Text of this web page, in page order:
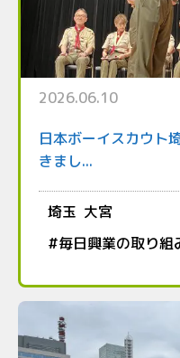
2026.06.10
日本ボーイスカウト
きまし...
埼玉 大宮
#毎日興業の取り組